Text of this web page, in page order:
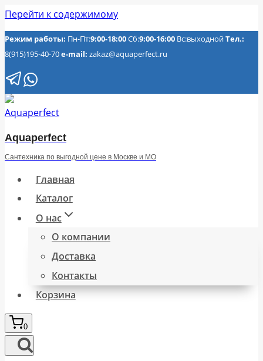
Перейти к содержимому
Режим работы: Пн-Пт:9:00-18:00Сб:9:00-16:00 Вс:выходнойТел.:
8(915)195-40-70e-mail: zakaz@aquaperfect.ru
Aquaperfect
Сантехника по выгодной цене в Москве и МО
Главная
Каталог
О нас
О компании
Доставка
Контакты
Корзина
0